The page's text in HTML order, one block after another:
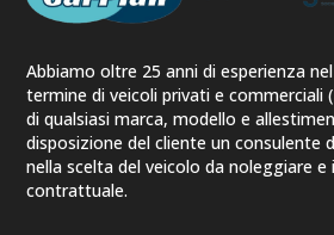
Abbiamo oltre 25 anni di esperienza
termine di veicoli privati e
di qualsiasi marca, modello e
disposizione del cliente un consulente
nella scelta del veicolo da noleggiare
contrattuale.